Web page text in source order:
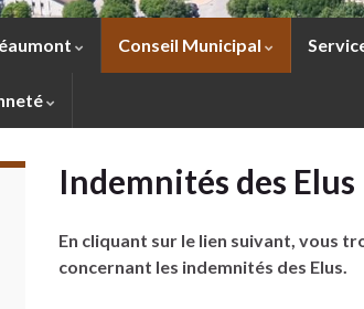
Conseil Municipal
Indemnités des Elus
En cliquant sur le lien suivant, vous
concernant les indemnités des Elus.